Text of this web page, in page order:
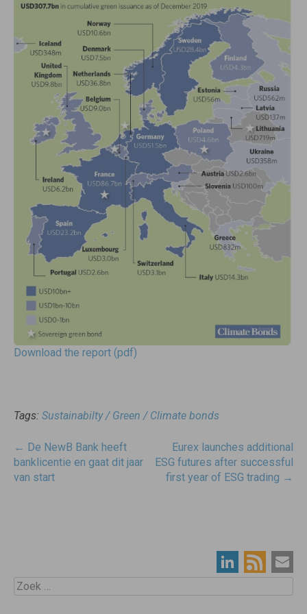
Download the report (pdf)
Tags: Sustainabilty / Green / Climate bonds
Post
navigatie
← De NewB Bank heeft
banklicentie en gaat dit jaar
van start
Eurex launches additional
ESG futures after successful
first year of ESG trading →
Zoek